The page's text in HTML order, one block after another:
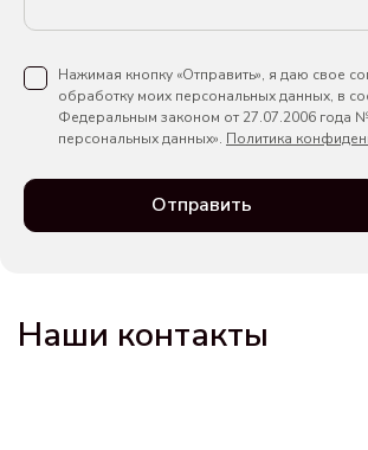
Нажимая кнопку «Отправить», я даю свое
обработку моих персональных данных, в
Федеральным законом от 27.07.2006 года
персональных данных». Политика
Отправить
Наши контакты